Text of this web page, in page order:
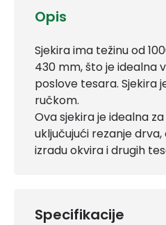
Opis
Sjekira ima težinu od
430 mm, što je idealna
poslove tesara. Sjekira
ručkom.
Ova sjekira je idealna
uključujući rezanje
izradu okvira i drugih
Specifikacije